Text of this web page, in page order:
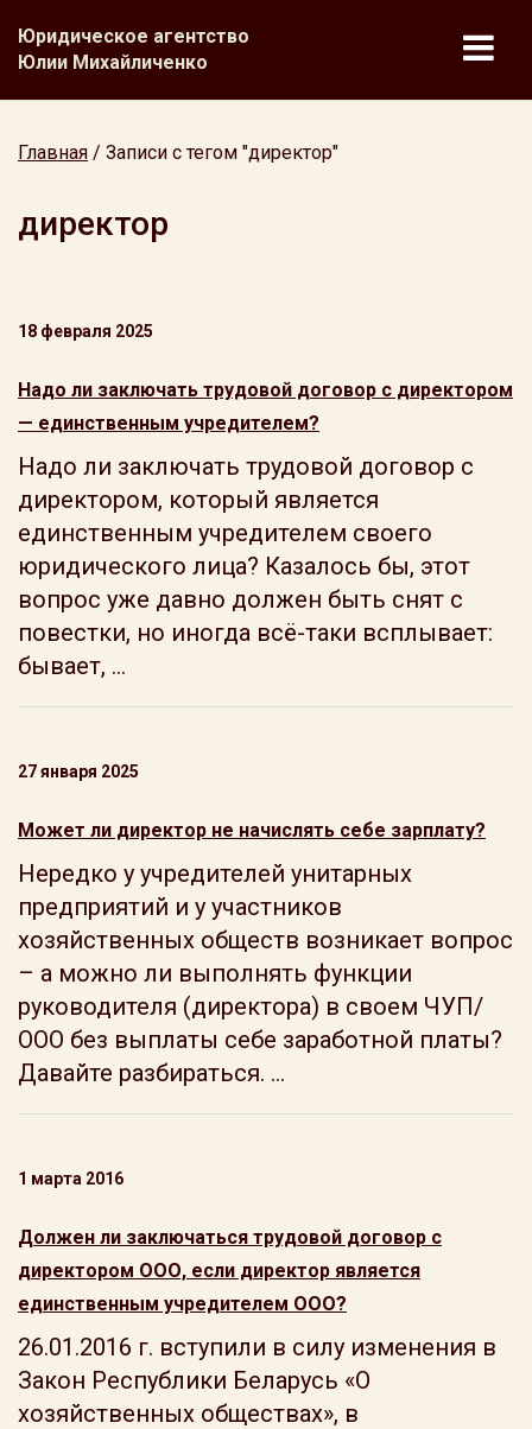
Юридическое агентство
Юлии Михайличенко
Главная / Записи с тегом "директор"
директор
18 февраля 2025
Надо ли заключать трудовой договор с директором
— единственным учредителем?
Надо ли заключать трудовой договор с
директором, который является
единственным учредителем своего
юридического лица? Казалось бы, этот
вопрос уже давно должен быть снят с
повестки, но иногда всё-таки всплывает:
бывает, ...
27 января 2025
Может ли директор не начислять себе зарплату?
Нередко у учредителей унитарных
предприятий и у участников
хозяйственных обществ возникает вопрос
– а можно ли выполнять функции
руководителя (директора) в своем ЧУП/
ООО без выплаты себе заработной платы?
Давайте разбираться. ...
1 марта 2016
Должен ли заключаться трудовой договор с
директором ООО, если директор является
единственным учредителем ООО?
26.01.2016 г. вступили в силу изменения в
Закон Республики Беларусь «О
хозяйственных обществах», в